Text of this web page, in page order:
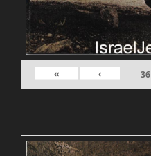
36
›
»